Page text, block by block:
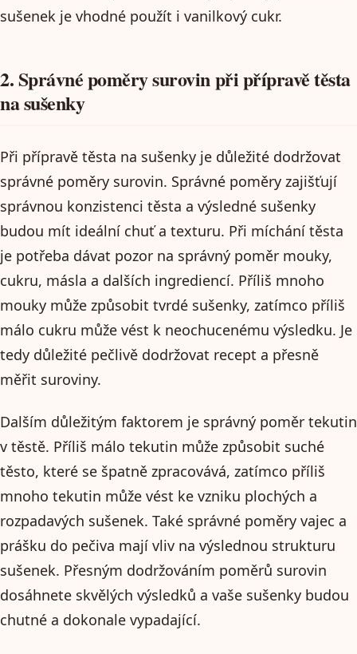
sušenek je vhodné použít i vanilkový cukr.
2. Správné poměry surovin při přípravě těsta
na sušenky
Při přípravě těsta na sušenky je důležité dodržovat
správné poměry surovin. Správné poměry zajišťují
správnou konzistenci těsta a výsledné sušenky
budou mít ideální chuť a texturu. Při míchání těsta
je potřeba dávat pozor na správný poměr mouky,
cukru, másla a dalších ingrediencí. Příliš mnoho
mouky může způsobit tvrdé sušenky, zatímco příliš
málo cukru může vést k neochucenému výsledku. Je
tedy důležité pečlivě dodržovat recept a přesně
měřit suroviny.
Dalším důležitým faktorem je správný poměr tekutin
v těstě. Příliš málo tekutin může způsobit suché
těsto, které se špatně zpracovává, zatímco příliš
mnoho tekutin může vést ke vzniku plochých a
rozpadavých sušenek. Také správné poměry vajec a
prášku do pečiva mají vliv na výslednou strukturu
sušenek. Přesným dodržováním poměrů surovin
dosáhnete skvělých výsledků a vaše sušenky budou
chutné a dokonale vypadající.